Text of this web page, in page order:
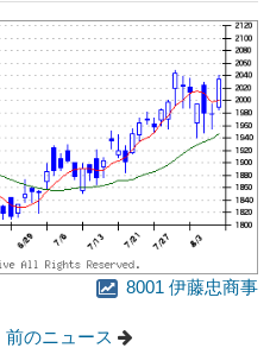
8001 伊藤忠商事
前のニュース